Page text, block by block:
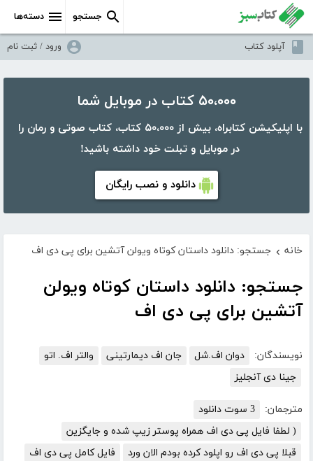
دسته‌ها جستجو
آپلود کتاب ورود / ثبت نام
۵۰،۰۰۰ کتاب در موبایل شما
با اپلیکیشن کتابراه، بیش از ۵۰،۰۰۰ کتاب، کتاب صوتی و رمان را
در موبایل و تبلت خود داشته باشید!
دانلود و نصب رایگان
خانه › جستجو: دانلود داستان کوتاه ویولن آتشین برای پی دی اف
جستجو: دانلود داستان کوتاه ویولن
آتشین برای پی دی اف
نویسندگان: دوان اف.شل جان اف دیمارتینی
والتر اف. اتو
جینا دی آنجلیز
مترجمان:
3 سوت دانلود
( لطفا فایل پی دی اف همراه پوستر زیپ شده و جایگزین
قبلا پی دی اف رو اپلود کرده بودم الان ورد
فایل کامل پی دی اف